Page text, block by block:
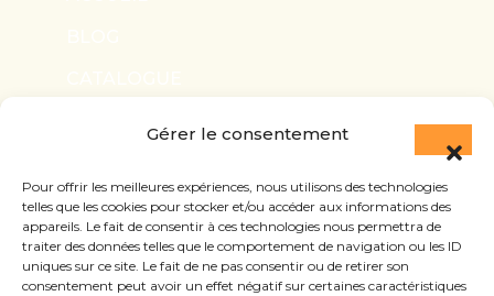
Gérer le consentement
Pour offrir les meilleures expériences, nous utilisons des technologies
telles que les cookies pour stocker et/ou accéder aux informations des
appareils. Le fait de consentir à ces technologies nous permettra de
traiter des données telles que le comportement de navigation ou les ID
uniques sur ce site. Le fait de ne pas consentir ou de retirer son
consentement peut avoir un effet négatif sur certaines caractéristiques